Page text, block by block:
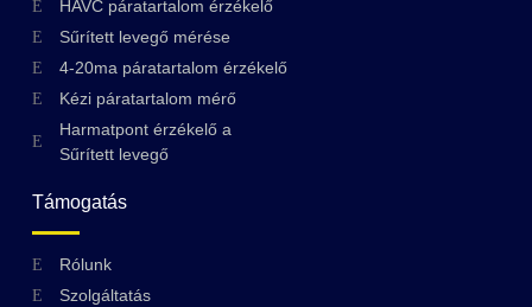
HAVC páratartalom érzékelő
Sűrített levegő mérése
4-20ma páratartalom érzékelő
Kézi páratartalom mérő
Harmatpont érzékelő a
Sűrített levegő
Támogatás
Rólunk
Szolgáltatás